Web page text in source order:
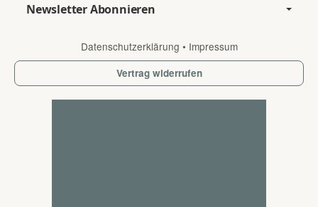
Newsletter Abonnieren
Datenschutzerklärung • Impressum
Vertrag widerrufen